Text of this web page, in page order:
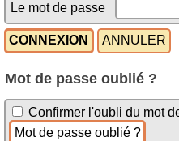
Le mot de passe
Mot de passe oublié ?
Confirmer l'oubli du mot